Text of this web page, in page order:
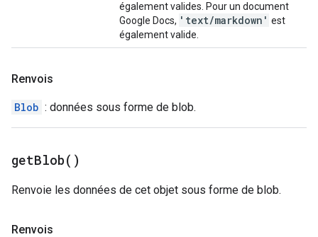
également valides. Pour un document
Google Docs, 'text/markdown' est
également valide.
Renvois
Blob : données sous forme de blob.
getBlob( )
Renvoie les données de cet objet sous forme de blob.
Renvois